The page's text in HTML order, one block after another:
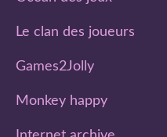
Le clan des joueurs
Games2Jolly
Monkey happy